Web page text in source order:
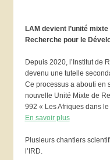
LAM devient l’unité
Recherche pour le
Depuis 2020, l’Institut de
devenu une tutelle
Ce processus a abouti en
nouvelle Unité Mixte de
992 « Les Afriques dans
En savoir plus
Plusieurs chantiers
l’IRD.